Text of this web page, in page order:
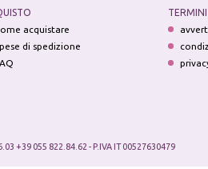
acquistare
di spedizione
TERMINI
+39 055 822.84.62 - P.IVA IT 00527630479